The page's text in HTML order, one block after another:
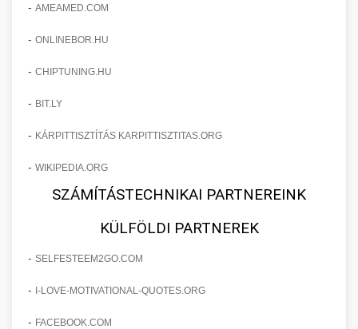
- AMEAMED.COM
- ONLINEBOR.HU
- CHIPTUNING.HU
- BIT.LY
- KÁRPITTISZTÍTÁS KARPITTISZTITAS.ORG
- WIKIPEDIA.ORG
SZÁMÍTÁSTECHNIKAI PARTNEREINK
KÜLFÖLDI PARTNEREK
- SELFESTEEM2GO.COM
- I-LOVE-MOTIVATIONAL-QUOTES.ORG
- FACEBOOK.COM